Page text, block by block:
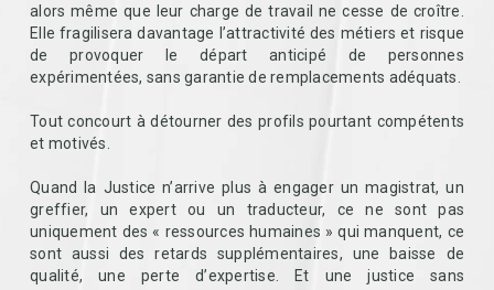
alors même que leur charge de travail ne cesse de croître.
Elle fragilisera davantage l’attractivité des métiers et risque
de provoquer le départ anticipé de personnes
expérimentées, sans garantie de remplacements adéquats.
Tout concourt à détourner des profils pourtant compétents
et motivés.
Quand la Justice n’arrive plus à engager un magistrat, un
greffier, un expert ou un traducteur, ce ne sont pas
uniquement des « ressources humaines » qui manquent, ce
sont aussi des retards supplémentaires, une baisse de
qualité, une perte d’expertise. Et une justice sans